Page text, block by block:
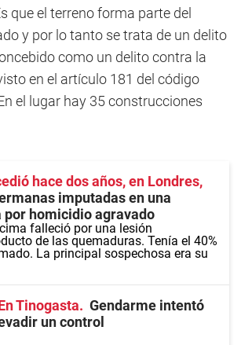
que el terreno forma parte del
y por lo tanto se trata de un delito
como un delito contra la
en el artículo 181 del código
el lugar hay 35 construcciones
hace dos años, en Londres,
imputadas en una
por homicidio agravado
falleció por una lesión
de las quemaduras. Tenía el 40%
La principal sospechosa era su
Tinogasta
Gendarme intentó
un control